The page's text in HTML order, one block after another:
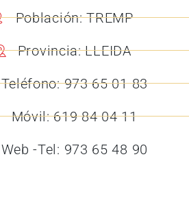
Población: TREMP
Provincia: LLEIDA
Teléfono: 973 65 01 83
Móvil: 619 84 04 11
Web -Tel: 973 65 48 90